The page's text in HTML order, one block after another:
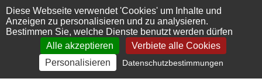
Cookie-Einstellungen
Diese Webseite verwendet 'Cookies' um Inhalte und
Anzeigen zu personalisieren und zu analysieren.
Bestimmen Sie, welche Dienste benutzt werden dürfen
Alle akzeptieren
Verbiete alle Cookies
Personalisieren
Datenschutzbestimmungen